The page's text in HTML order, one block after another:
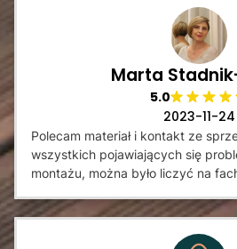
Marta
5.0
2023-11-24
Polecam materiał i kontakt ze
wszystkich pojawiających się
montażu, można było liczyć na